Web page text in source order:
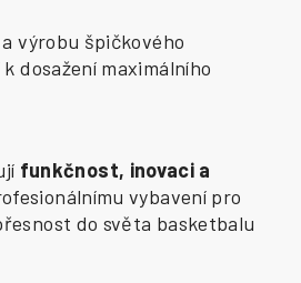
výrobu špičkového
dosažení maximálního
funkčnost, inovaci a
vybavení pro
do světa basketbalu